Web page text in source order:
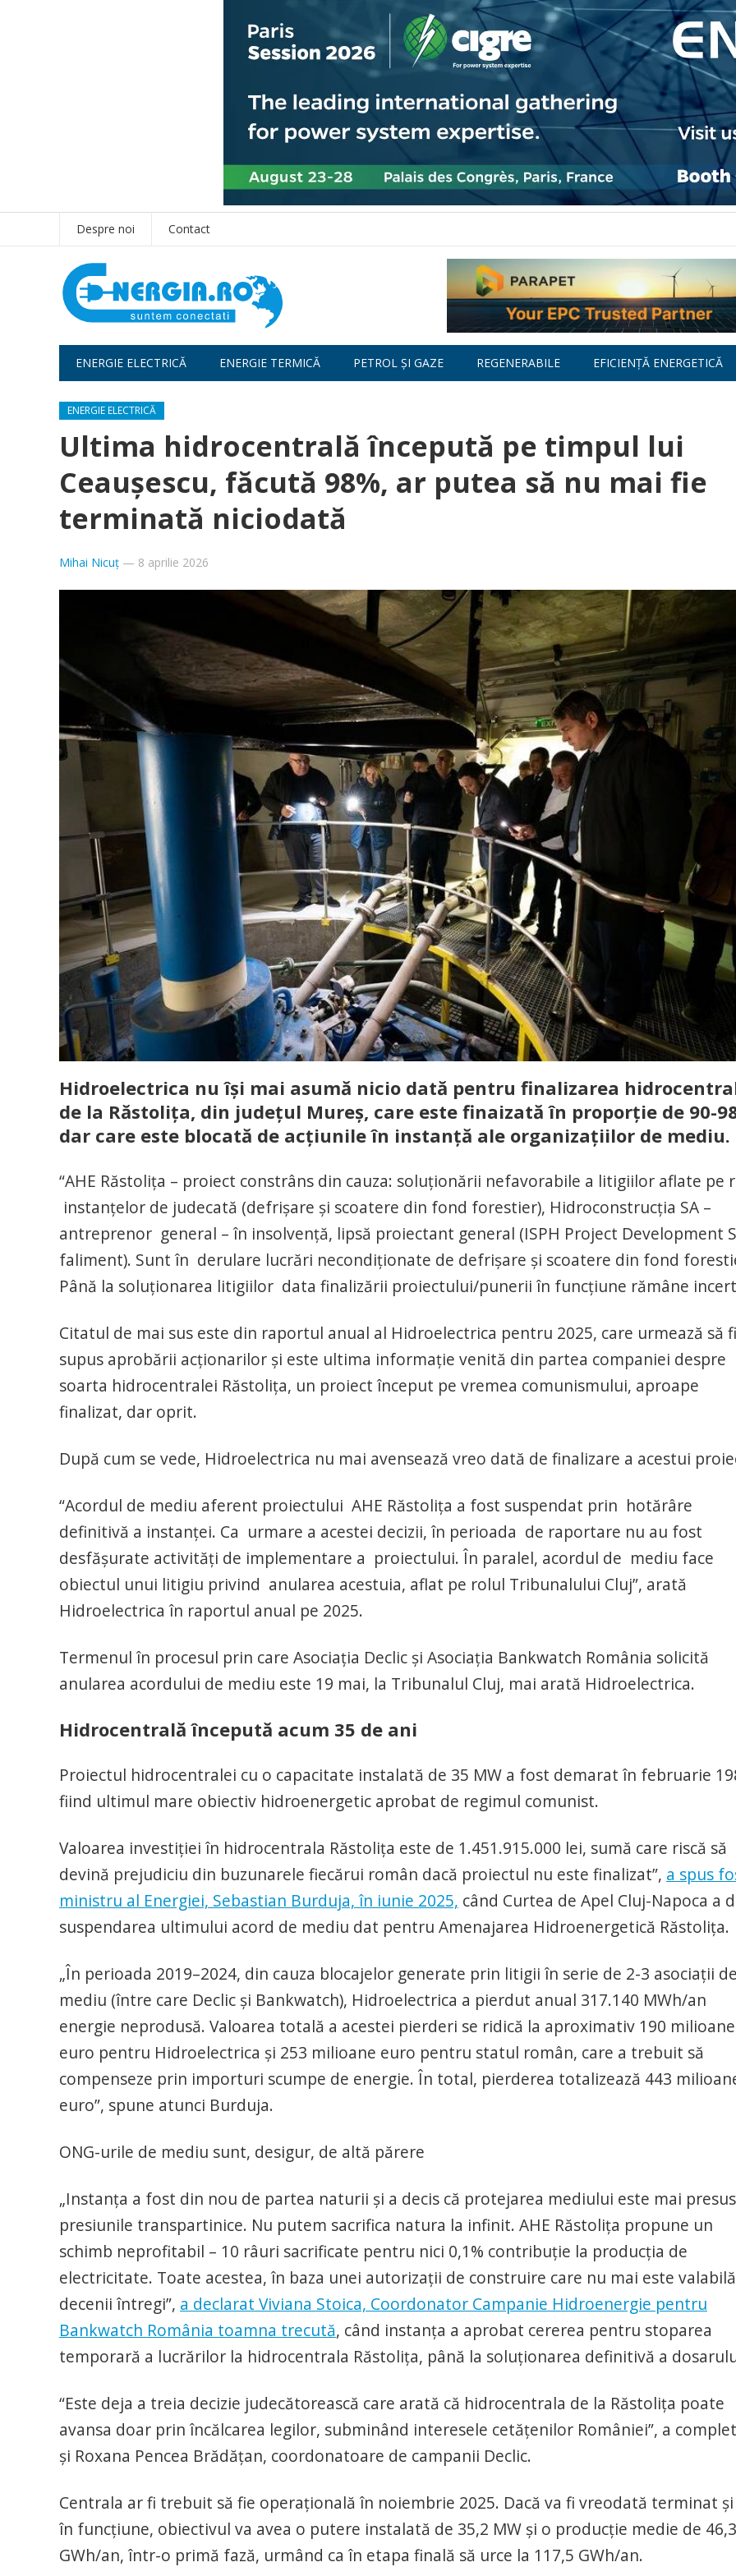
Despre noi Contact
ENERGIE ELECTRICĂ ENERGIE TERMICĂ PETROL ȘI GAZE REGENERABILE EFICIENȚĂ ENERGETICĂ
ENERGIE ELECTRICĂ
Ultima hidrocentrală începută pe timpul lui
Ceaușescu, făcută 98%, ar putea să nu mai fie
terminată niciodată
Mihai Nicuț — 8 aprilie 2026
Hidroelectrica nu își mai asumă nicio dată pentru finalizarea
de la Răstolița, din județul Mureș, care este finaizată în proporție de 90-
dar care este blocată de acțiunile în instanță ale organizațiilor de mediu.
“AHE Răstolița – proiect constrâns din cauza: soluționării nefavorabile a litigiilor aflate pe
instanțelor de judecată (defrișare și scoatere din fond forestier), Hidroconstrucția SA –
antreprenor general – în insolvență, lipsă proiectant general (ISPH Project Development
faliment). Sunt în derulare lucrări necondiționate de defrișare și scoatere din fond
Până la soluționarea litigiilor data finalizării proiectului/punerii în funcțiune rămâne
Citatul de mai sus este din raportul anual al Hidroelectrica pentru 2025, care urmează să
supus aprobării acționarilor și este ultima informație venită din partea companiei despre
soarta hidrocentralei Răstolița, un proiect început pe vremea comunismului, aproape
finalizat, dar oprit.
După cum se vede, Hidroelectrica nu mai avensează vreo dată de finalizare a acestui
“Acordul de mediu aferent proiectului AHE Răstolița a fost suspendat prin hotărâre
definitivă a instanței. Ca urmare a acestei decizii, în perioada de raportare nu au fost
desfășurate activități de implementare a proiectului. În paralel, acordul de mediu face
obiectul unui litigiu privind anularea acestuia, aflat pe rolul Tribunalului Cluj”, arată
Hidroelectrica în raportul anual pe 2025.
Termenul în procesul prin care Asociația Declic și Asociația Bankwatch România solicită
anularea acordului de mediu este 19 mai, la Tribunalul Cluj, mai arată Hidroelectrica.
Hidrocentrală începută acum 35 de ani
Proiectul hidrocentralei cu o capacitate instalată de 35 MW a fost demarat în februarie
fiind ultimul mare obiectiv hidroenergetic aprobat de regimul comunist.
Valoarea investiției în hidrocentrala Răstolița este de 1.451.915.000 lei, sumă care riscă să
devină prejudiciu din buzunarele fiecărui român dacă proiectul nu este finalizat”, a spus
ministru al Energiei, Sebastian Burduja, în iunie 2025, când Curtea de Apel Cluj-Napoca a
suspendarea ultimului acord de mediu dat pentru Amenajarea Hidroenergetică Răstolița.
„În perioada 2019–2024, din cauza blocajelor generate prin litigii în serie de 2-3 asociații
mediu (între care Declic și Bankwatch), Hidroelectrica a pierdut anual 317.140 MWh/an
energie neprodusă. Valoarea totală a acestei pierderi se ridică la aproximativ 190 milioane
euro pentru Hidroelectrica și 253 milioane euro pentru statul român, care a trebuit să
compenseze prin importuri scumpe de energie. În total, pierderea totalizează 443
euro”, spune atunci Burduja.
ONG-urile de mediu sunt, desigur, de altă părere
„Instanța a fost din nou de partea naturii și a decis că protejarea mediului este mai
presiunile transpartinice. Nu putem sacrifica natura la infinit. AHE Răstolița propune un
schimb neprofitabil – 10 râuri sacrificate pentru nici 0,1% contribuție la producția de
electricitate. Toate acestea, în baza unei autorizații de construire care nu mai este
decenii întregi”, a declarat Viviana Stoica, Coordonator Campanie Hidroenergie pentru
Bankwatch România toamna trecută, când instanța a aprobat cererea pentru stoparea
temporară a lucrărilor la hidrocentrala Răstolița, până la soluționarea definitivă a
“Este deja a treia decizie judecătorească care arată că hidrocentrala de la Răstolița poate
avansa doar prin încălcarea legilor, subminând interesele cetățenilor României”, a
și Roxana Pencea Brădățan, coordonatoare de campanii Declic.
Centrala ar fi trebuit să fie operațională în noiembrie 2025. Dacă va fi vreodată terminat
în funcțiune, obiectivul va avea o putere instalată de 35,2 MW și o producție medie de 46,3
GWh/an, într-o primă fază, urmând ca în etapa finală să urce la 117,5 GWh/an.